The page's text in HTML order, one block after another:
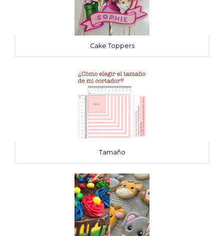
Cake Toppers
Tamaño